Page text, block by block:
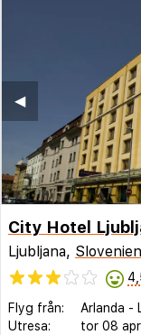
◀︎
City Hotel
Ljubljana, Slovenien
Flyg från: Arlanda -
Utresa:
tor 08